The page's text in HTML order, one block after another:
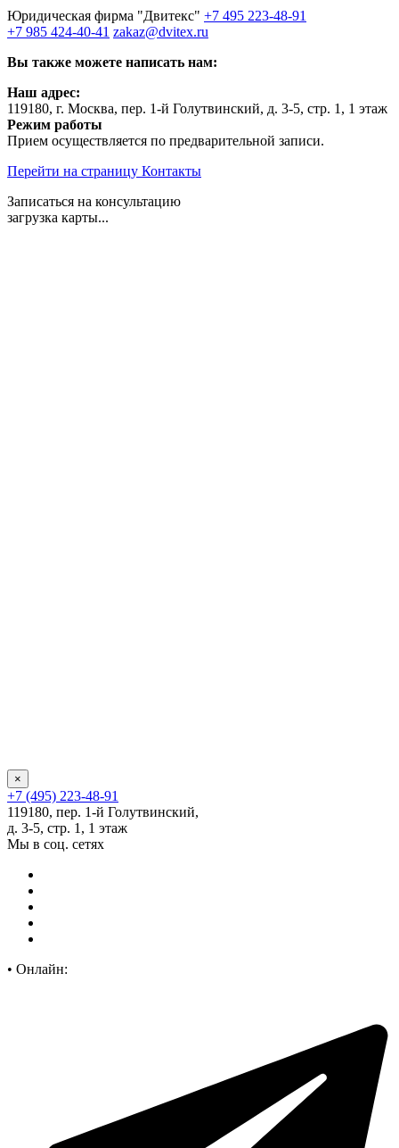
Юридическая фирма "Двитекс" +7 495 223-48-91
+7 985 424-40-41 zakaz@dvitex.ru
Вы также можете написать нам:
Наш адрес:
119180, г. Москва, пер. 1-й Голутвинский, д. 3-5, стр. 1, 1 этаж
Режим работы
Прием осуществляется по предварительной записи.
Перейти на страницу Контакты
Записаться на консультацию
загрузка карты...
×
+7 (495) 223-48-91
119180, пер. 1-й Голутвинский,
д. 3-5, стр. 1, 1 этаж
Мы в соц. сетях
• Онлайн: